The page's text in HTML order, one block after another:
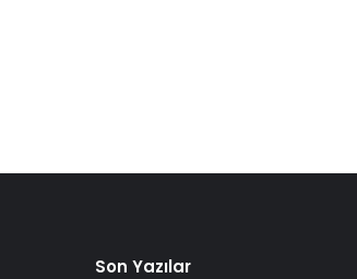
Son Yazılar